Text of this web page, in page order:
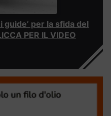
guide’ per la sfida del
PER IL VIDEO